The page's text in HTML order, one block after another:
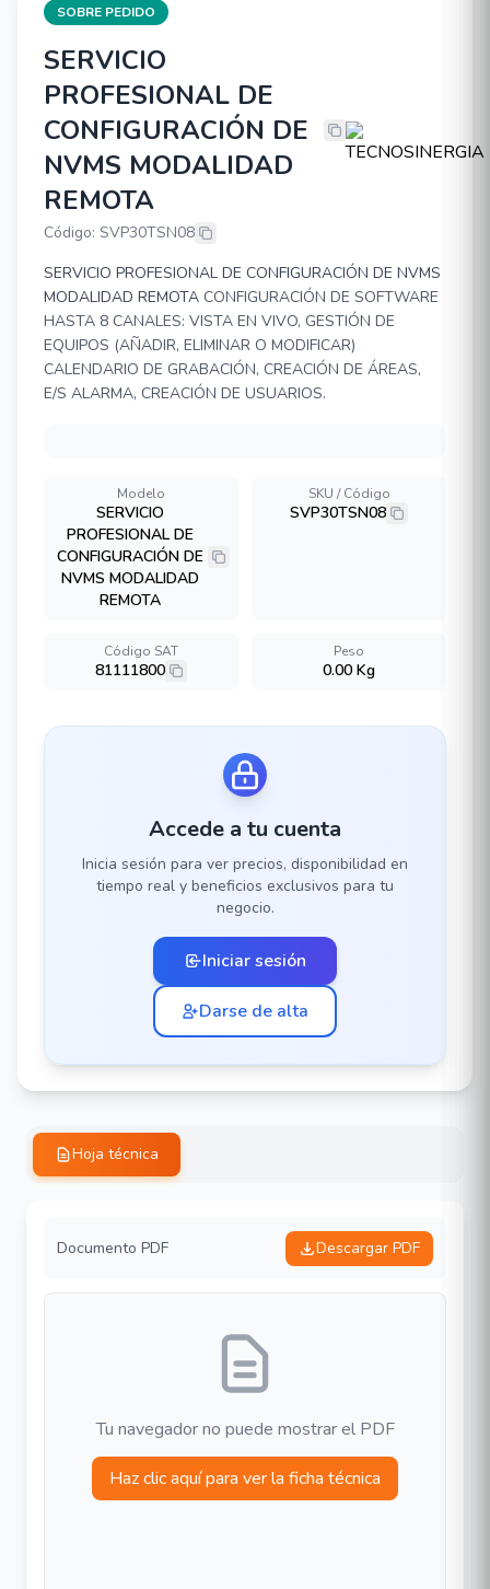
SOBRE PEDIDO
TECNOSINERGIA SERVICIO
SERVICIO
PROFESIONAL DE
CONFIGURACIÓN DE
NVMS MODALIDAD
REMOTA
Código: SVP30TSN08
SERVICIO PROFESIONAL DE CONFIGURACIÓN DE NVMS
MODALIDAD REMOTA CONFIGURACIÓN DE SOFTWARE
HASTA 8 CANALES: VISTA EN VIVO, GESTIÓN DE
EQUIPOS (AÑADIR, ELIMINAR O MODIFICAR)
CALENDARIO DE GRABACIÓN, CREACIÓN DE ÁREAS,
E/S ALARMA, CREACIÓN DE USUARIOS.
Modelo
SERVICIO
PROFESIONAL DE
CONFIGURACIÓN DE
NVMS MODALIDAD
REMOTA
SKU / Código
SVP30TSN08
Código SAT
81111800
Peso
0.00 Kg
Accede a tu cuenta
Inicia sesión para ver precios, disponibilidad en
tiempo real y beneficios exclusivos para tu
negocio.
Iniciar sesión
Darse de alta
Hoja técnica
Documento PDF Descargar PDF
Tu navegador no puede mostrar el PDF
Haz clic aquí para ver la ficha técnica